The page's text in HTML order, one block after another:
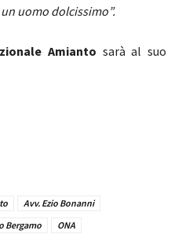
uomo dolcissimo”.
Amianto sarà al suo
Avv. Ezio Bonanni
Bergamo ONA